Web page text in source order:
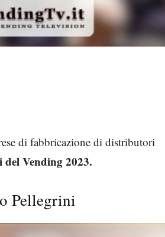
di fabbricazione di distributori
Vending 2023.
Pellegrini